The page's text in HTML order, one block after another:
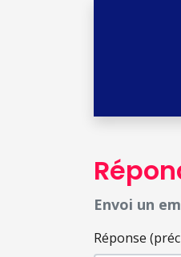
Envoi un
Réponse